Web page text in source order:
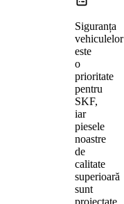
Siguranța
vehiculelor
este
o
prioritate
pentru
SKF,
iar
piesele
noastre
de
calitate
superioară
sunt
proiectate